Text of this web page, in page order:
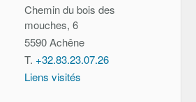
Chemin du bois des
mouches, 6
5590 Achêne
T. +32.83.23.07.26
Liens visités